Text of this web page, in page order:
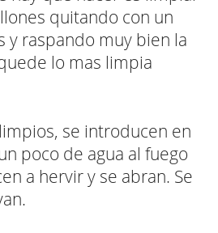
quitando con un
y raspando muy bien la
lo mas limpia
se introducen en
poco de agua al fuego
a hervir y se abran. Se